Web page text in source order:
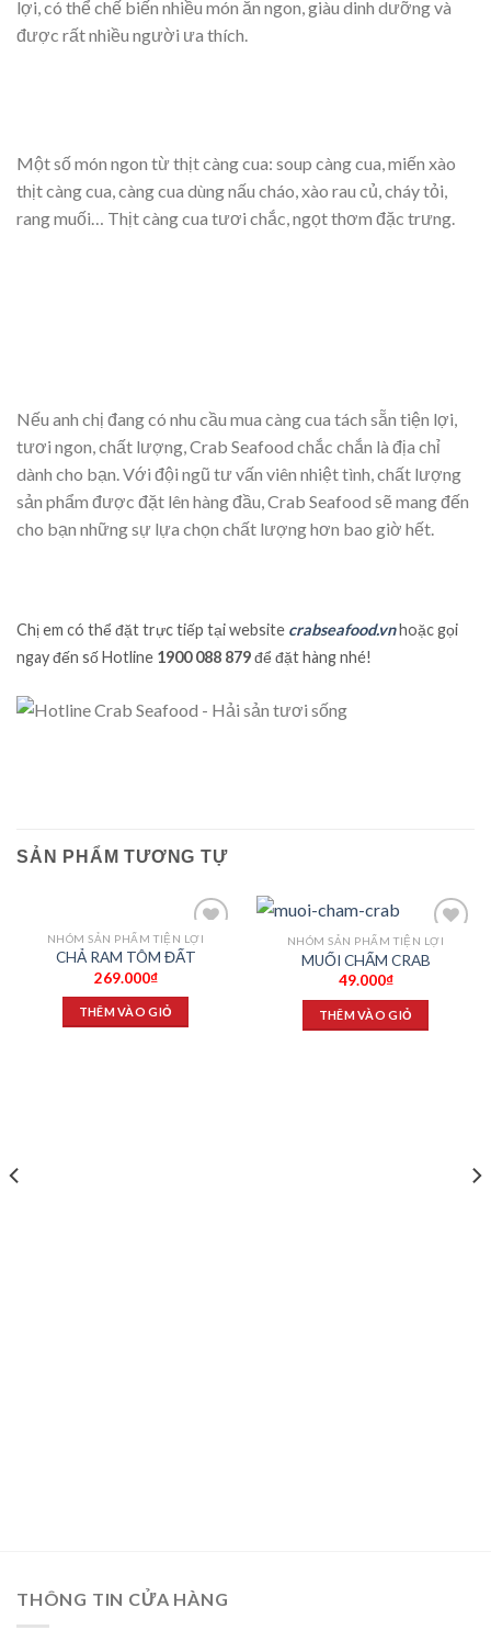
lợi, có thể chế biến nhiều món ăn ngon, giàu dinh dưỡng và
được rất nhiều người ưa thích.
Một số món ngon từ thịt càng cua: soup càng cua, miến xào
thịt càng cua, càng cua dùng nấu cháo, xào rau củ, cháy tỏi,
rang muối… Thịt càng cua tươi chắc, ngọt thơm đặc trưng.
Nếu anh chị đang có nhu cầu mua càng cua tách sẵn tiện lợi,
tươi ngon, chất lượng, Crab Seafood chắc chắn là địa chỉ
dành cho bạn. Với đội ngũ tư vấn viên nhiệt tình, chất lượng
sản phẩm được đặt lên hàng đầu, Crab Seafood sẽ mang đến
cho bạn những sự lựa chọn chất lượng hơn bao giờ hết.
Chị em có thể đặt trực tiếp tại website crabseafood.vnhoặc gọi
ngay đến số Hotline 1900 088 879để đặt hàng nhé!
SẢN PHẨM TƯƠNG TỰ
Add to
wishlist
NHÓM SẢN PHẨM TIỆN LỢI
CHẢ RAM TÔM ĐẤT
269.000₫
THÊM VÀO GIỎ
Add to
wishlist
NHÓM SẢN PHẨM TIỆN LỢI
MUỐI CHẤM CRAB
49.000₫
THÊM VÀO GIỎ
THÔNG TIN CỬA HÀNG